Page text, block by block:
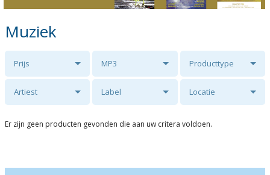
Muziek
Prijs MP3 Producttype
Artiest Label Locatie
Er zijn geen producten gevonden die aan uw critera voldoen.